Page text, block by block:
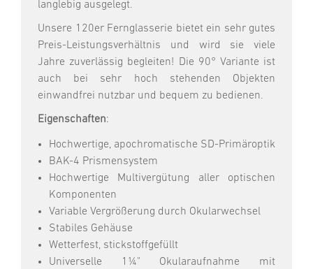
langlebig ausgelegt.
Unsere 120er Fernglasserie bietet ein sehr gutes
Preis-Leistungsverhältnis und wird sie viele
Jahre zuverlässig begleiten! Die 90° Variante ist
auch bei sehr hoch stehenden Objekten
einwandfrei nutzbar und bequem zu bedienen.
Eigenschaften:
Hochwertige, apochromatische SD-Primäroptik
BAK-4 Prismensystem
Hochwertige Multivergütung aller optischen
Komponenten
Variable Vergrößerung durch Okularwechsel
Stabiles Gehäuse
Wetterfest, stickstoffgefüllt
Universelle 1¼" Okularaufnahme mit